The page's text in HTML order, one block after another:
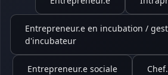
Entrepreneur.e en incubation /
d'incubateur
Entrepreneur.e sociale